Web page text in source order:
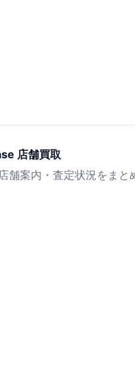
店舗買取
舗案内・査定状況をまと